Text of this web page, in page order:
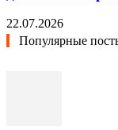
22.07.2026
Популярные